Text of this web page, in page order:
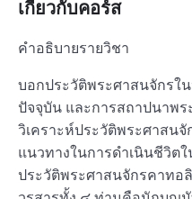
เกี่ยวกับคอร์ส
คำอธิบายรายวิชา
บอกประวัติพระศาสนจักรใ
ปัจจุบัน และการสถาปนาพ
วิเคราะห์ประวัติพระศาสน
แนวทางในการดำเนินชีวิต
ประวัติพระศาสนจักรคาทอ